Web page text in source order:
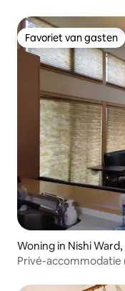
Favoriet van gasten
Favoriet van gasten
Woning in Nishi
Privé-
gratis ·